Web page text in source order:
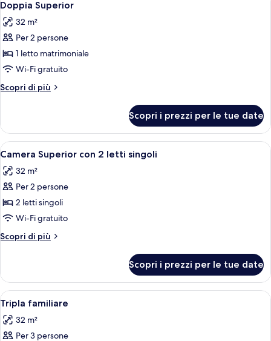
tutte
le
foto
per
Doppia
Superior
5
Doppia Superior
32 m²
Per 2 persone
1 letto matrimoniale
Wi-Fi gratuito
Scopri di più
Altri
Superior
Scopri i prezzi per le tue date
Apri
tutte
le
foto
per
Camera
Superior
con
letti
singoli
Una moderna camera d'albergo con
5
Camera Superior con 2 letti singoli
32 m²
Per 2 persone
2 letti singoli
Wi-Fi gratuito
Scopri di più
Altri
Superior
con
2
letti
singoli
Scopri i prezzi per le tue date
Apri
tutte
le
Una camera d'albergo con un letto,
4
Tripla familiare
32 m²
Per 3 persone